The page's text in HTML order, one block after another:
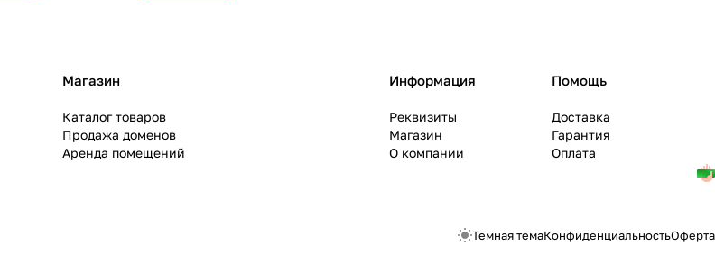
Магазин
Каталог товаров
Продажа доменов
Аренда помещений
Информация
Реквизиты
Магазин
О компании
Помощь
Доставка
Гарантия
Оплата
Темная темаКонфиденциальностьОферта